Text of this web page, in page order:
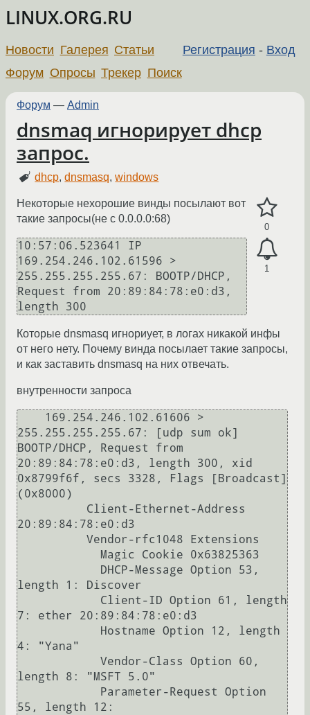
LINUX.ORG.RU
Регистрация - Вход
Новости Галерея Статьи
Форум Опросы Трекер Поиск
Форум — Admin
dnsmaq игнорирует dhcp
запрос.
dhcp,dnsmasq,windows
0
1
Некоторые нехорошие винды посылают вот
такие запросы(не с 0.0.0.0:68)
10:57:06.523641 IP
169.254.246.102.61596 >
255.255.255.255.67: BOOTP/DHCP,
Request from 20:89:84:78:e0:d3,
Которые dnsmasq игнориует, в логах никакой инфы
от него нету. Почему винда посылает такие запросы,
и как заставить dnsmasq на них отвечать.
внутренности запроса
255.255.255.255.67: [udp sum ok]
BOOTP/DHCP, Request from
20:89:84:78:e0:d3, length 300, xid
0x8799f6f, secs 3328, Flags [Broadcast]
(0x8000)
20:89:84:78:e0:d3
length 1: Discover
7: ether 20:89:84:78:e0:d3
4: "Yana"
length 8: "MSFT 5.0"
55, length 12: